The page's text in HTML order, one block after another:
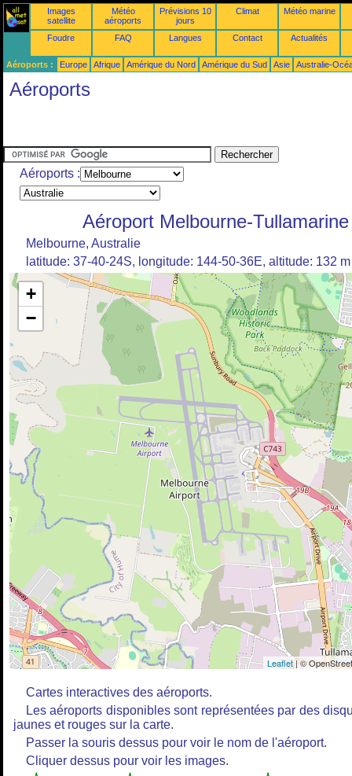
Images
satellite
Météo
aéroports
Prévisions 10
jours
Climat Météo marine
Foudre FAQ Langues Contact Actualités
Aéroports : Europe Afrique Amérique du Nord Amérique du Sud Asie Australie-
Aéroports
Aéroports :
Aéroport Melbourne-Tullamarine
Melbourne, Australie
latitude: 37-40-24S, longitude: 144-50-36E, altitude: 132 m
+
−
Leaflet | ©
Cartes interactives des aéroports.
Les aéroports disponibles sont représentées par des
jaunes et rouges sur la carte.
Passer la souris dessus pour voir le nom de l'aéroport.
Cliquer dessus pour voir les images.